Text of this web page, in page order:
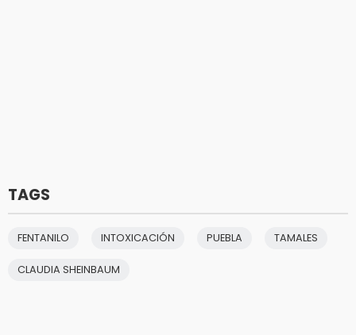
TAGS
FENTANILO INTOXICACIÓN PUEBLA TAMALES
CLAUDIA SHEINBAUM